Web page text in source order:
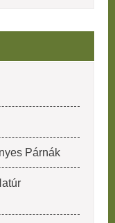
Párnák